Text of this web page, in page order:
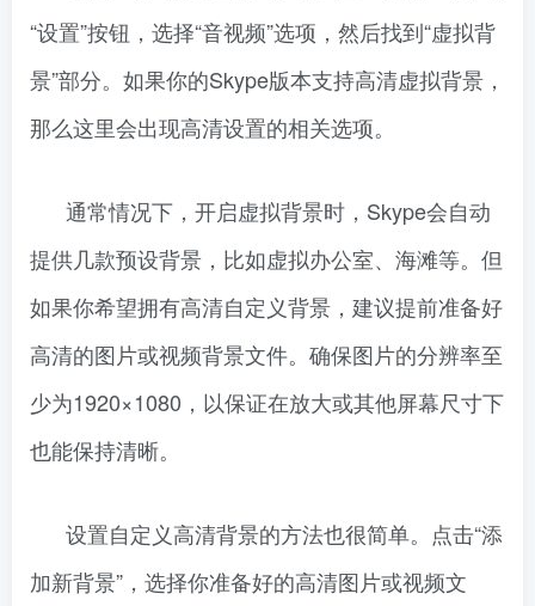
“设置”按钮，选择“音视频”选项，然后找到“虚拟背
景”部分。如果你的Skype版本支持高清虚拟背景，
那么这里会出现高清设置的相关选项。
通常情况下，开启虚拟背景时，Skype会自动
提供几款预设背景，比如虚拟办公室、海滩等。但
如果你希望拥有高清自定义背景，建议提前准备好
高清的图片或视频背景文件。确保图片的分辨率至
少为1920×1080，以保证在放大或其他屏幕尺寸下
也能保持清晰。
设置自定义高清背景的方法也很简单。点击“添
加新背景”，选择你准备好的高清图片或视频文